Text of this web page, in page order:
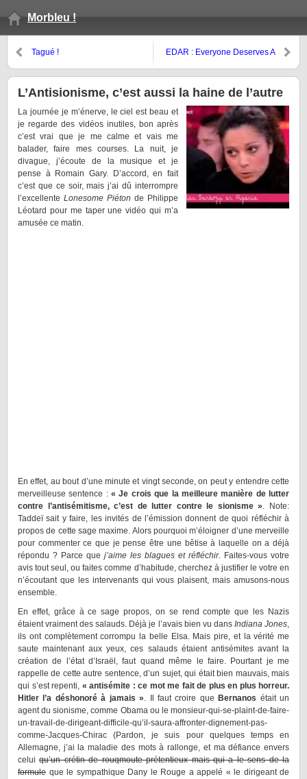
Morbleu !
Tagué !
EDAR : Everyone Deserves A
L’Antisionisme, c’est aussi la haine de l’autre
La journée je m’énerve, le ciel est beau et
je regarde des vidéos inutiles, bon après
c’est vrai que je me calme et vais me
balader, faire mes courses. La nuit, je
divague, j’écoute de la musique et je
pense à Romain Gary. D’accord, en fait
c’est que ce soir, mais j’ai dû interrompre
l’excellente Lonesome Piéton de Philippe
Léotard pour me taper une vidéo qui m’a
amusée ce matin.
En effet, au bout d’une minute et vingt seconde, on peut y entendre cette
merveilleuse sentence :« Je crois que la meilleure manière de lutter
contre l’antisémitisme, c’est de lutter contre le sionisme ». Note:
Taddeï sait y faire, les invités de l’émission donnent de quoi réfléchir à
propos de cette sage maxime. Alors pourquoi m’éloigner d’une merveille
pour commenter ce que je pense être une bêtise à laquelle on a déjà
répondu ? Parce que j’aime les blagues et réfléchir. Faites-vous votre
avis tout seul, ou faites comme d’habitude, cherchez à justifier le votre en
n’écoutant que les intervenants qui vous plaisent, mais amusons-nous
ensemble.
En effet, grâce à ce sage propos, on se rend compte que les Nazis
étaient vraiment des salauds. Déjà je l’avais bien vu dans Indiana Jones,
ils ont complètement corrompu la belle Elsa. Mais pire, et la vérité me
saute maintenant aux yeux, ces salauds étaient antisémites avant la
création de l’état d’Israël, faut quand même le faire. Pourtant je me
rappelle de cette autre sentence, d’un sujet, qui était bien mauvais, mais
qui s’est repenti, « antisémite : ce mot me fait de plus en plus horreur.
Hitler l’a déshonoré à jamais ». Il faut croire que Bernanos était un
agent du sionisme, comme Obama ou le monsieur-qui-se-plaint-de-faire-
un-travail-de-dirigeant-difficile-qu’il-saura-affronter-dignement-pas-
comme-Jacques-Chirac (Pardon, je suis pour quelques temps en
Allemagne, j’ai la maladie des mots à rallonge, et ma défiance envers
celuiqu’un crétin de rouqmoute prétentieux mais qui a le sens de la
formule que le sympathique Dany le Rouge a appelé « le dirigeant de